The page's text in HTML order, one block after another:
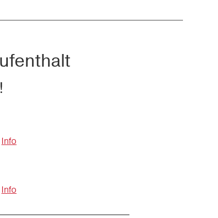
Info
Info